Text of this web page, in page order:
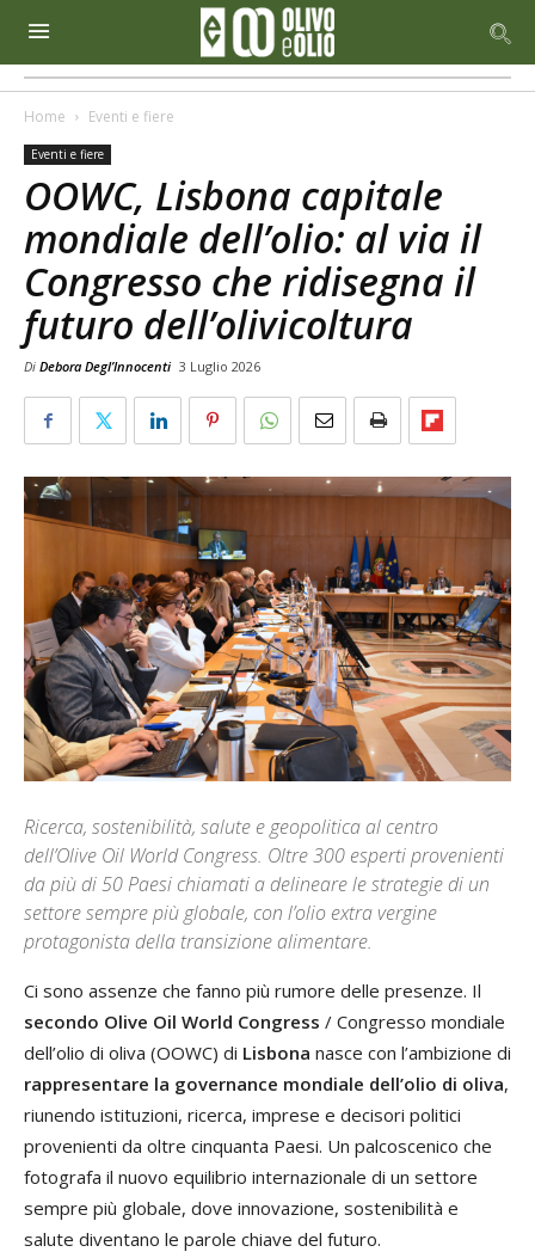
Home Eventi e fiere
Eventi e fiere
OOWC, Lisbona capitale
mondiale dell’olio: al via il
Congresso che ridisegna il
futuro dell’olivicoltura
Di Debora Degl’Innocenti 3 Luglio 2026
Ricerca, sostenibilità, salute e geopolitica al centro
dell’Olive Oil World Congress. Oltre 300 esperti provenienti
da più di 50 Paesi chiamati a delineare le strategie di un
settore sempre più globale, con l’olio extra vergine
protagonista della transizione alimentare.
Ci sono assenze che fanno più rumore delle presenze. Il
secondo Olive Oil World Congress / Congresso mondiale
dell’olio di oliva (OOWC) di Lisbona nasce con l’ambizione di
rappresentare la governance mondiale dell’olio di oliva,
riunendo istituzioni, ricerca, imprese e decisori politici
provenienti da oltre cinquanta Paesi. Un palcoscenico che
fotografa il nuovo equilibrio internazionale di un settore
sempre più globale, dove innovazione, sostenibilità e
salute diventano le parole chiave del futuro.